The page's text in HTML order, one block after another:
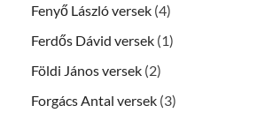
Fenyő László versek (4)
Ferdős Dávid versek (1)
Földi János versek (2)
Forgács Antal versek (3)